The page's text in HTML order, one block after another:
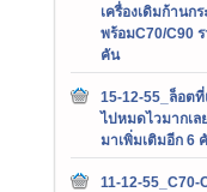
เครื่องเดิมก้านกร
พร้อมC70/C90
คัน
15-12-55_ล็อต
ไปหมดไวมากเ
มาเพิ่มเติมอีก 6
11-12-55_C70-